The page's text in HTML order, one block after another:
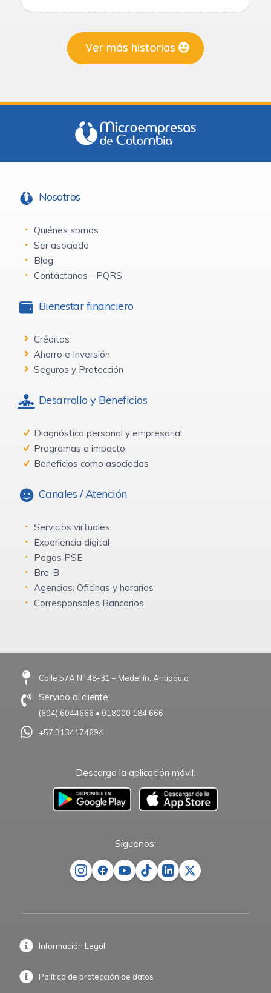
Ver más historias
Nosotros
Quiénes somos
Ser asociado
Blog
Contáctanos - PQRS
Bienestar financiero
Créditos
Ahorro e Inversión
Seguros y Protección
Desarrollo y Beneficios
Diagnóstico personal y empresarial
Programas e impacto
Beneficios como asociados
Canales / Atención
Servicios virtuales
Experiencia digital
Pagos PSE
Bre-B
Agencias: Oficinas y horarios
Corresponsales Bancarios
Calle 57A N° 48-31 – Medellín, Antioquia
Servicio al cliente:
(604) 6044666 • 018000 184 666
+57 3134174694
Descarga la aplicación móvil:
–
Síguenos:
Información Legal
Política de protección de datos